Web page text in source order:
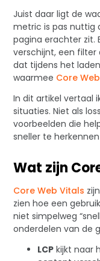
Juist daar ligt de
metric is pas nuttig
pagina erachter zit.
verschijnt, een
dat tijdens het
waarmee Core
In dit artikel vertaal
situaties. Niet als
voorbeelden die
sneller te
Wat zijn
Core Web Vitals
zien hoe een
niet simpelweg
onderdelen van de
LCP kijkt naar